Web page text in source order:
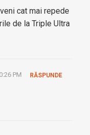
cat mai repede
de la Triple Ultra
PM RĂSPUNDE